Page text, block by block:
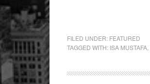
FILED UNDER: FEATURED
TAGGED WITH: ISA MUSTAFA